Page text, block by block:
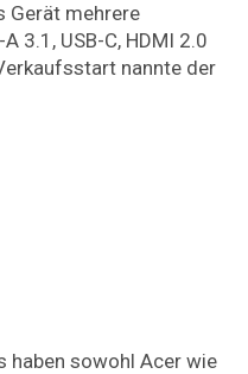
Gerät mehrere
3.1, USB-C, HDMI 2.0
nannte der
haben sowohl Acer wie